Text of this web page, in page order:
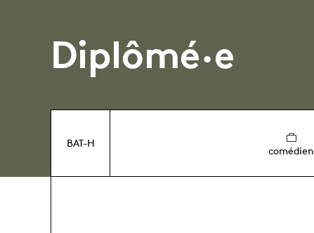
Diplômé·e
BAT-H
comédien